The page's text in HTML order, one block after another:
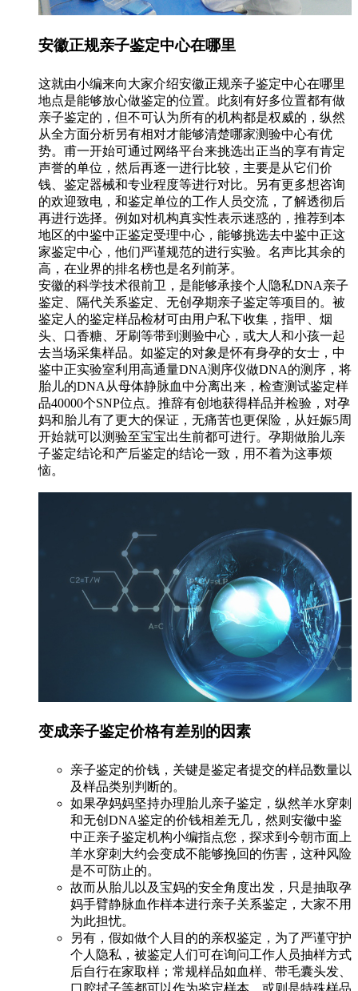
安徽正规亲子鉴定中心在哪里
这就由小编来向大家介绍安徽正规亲子鉴定中心在哪里
地点是能够放心做鉴定的位置。此刻有好多位置都有做
亲子鉴定的，但不可认为所有的机构都是权威的，纵然
从全方面分析另有相对才能够清楚哪家测验中心有优
势。甫一开始可通过网络平台来挑选出正当的享有肯定
声誉的单位，然后再逐一进行比较，主要是从它们价
钱、鉴定器械和专业程度等进行对比。另有更多想咨询
的欢迎致电，和鉴定单位的工作人员交流，了解透彻后
再进行选择。例如对机构真实性表示迷惑的，推荐到本
地区的中鉴中正鉴定受理中心，能够挑选去中鉴中正这
家鉴定中心，他们严谨规范的进行实验。名声比其余的
高，在业界的排名榜也是名列前茅。
安徽的科学技术很前卫，是能够承接个人隐私DNA亲子
鉴定、隔代关系鉴定、无创孕期亲子鉴定等项目的。被
鉴定人的鉴定样品检材可由用户私下收集，指甲、烟
头、口香糖、牙刷等带到测验中心，或大人和小孩一起
去当场采集样品。如鉴定的对象是怀有身孕的女士，中
鉴中正实验室利用高通量DNA测序仪做DNA的测序，将
胎儿的DNA从母体静脉血中分离出来，检查测试鉴定样
品40000个SNP位点。推辞有创地获得样品并检验，对孕
妈和胎儿有了更大的保证，无痛苦也更保险，从妊娠5周
开始就可以测验至宝宝出生前都可进行。孕期做胎儿亲
子鉴定结论和产后鉴定的结论一致，用不着为这事烦
恼。
变成亲子鉴定价格有差别的因素
亲子鉴定的价钱，关键是鉴定者提交的样品数量以
及样品类别判断的。
如果孕妈妈坚持办理胎儿亲子鉴定，纵然羊水穿刺
和无创DNA鉴定的价钱相差无几，然则安徽中鉴
中正亲子鉴定机构小编指点您，探求到今朝市面上
羊水穿刺大约会变成不能够挽回的伤害，这种风险
是不可防止的。
故而从胎儿以及宝妈的安全角度出发，只是抽取孕
妈手臂静脉血作样本进行亲子关系鉴定，大家不用
为此担忧。
另有，假如做个人目的的亲权鉴定，为了严谨守护
个人隐私，被鉴定人们可在询问工作人员抽样方式
后自行在家取样；常规样品如血样、带毛囊头发、